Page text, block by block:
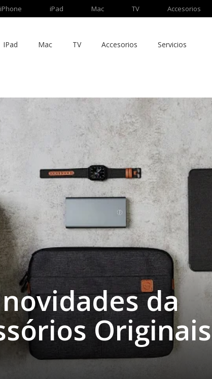
iPhone iPad Mac TV Accesorios
IPad Mac TV Accesorios Servicios
da
Originais